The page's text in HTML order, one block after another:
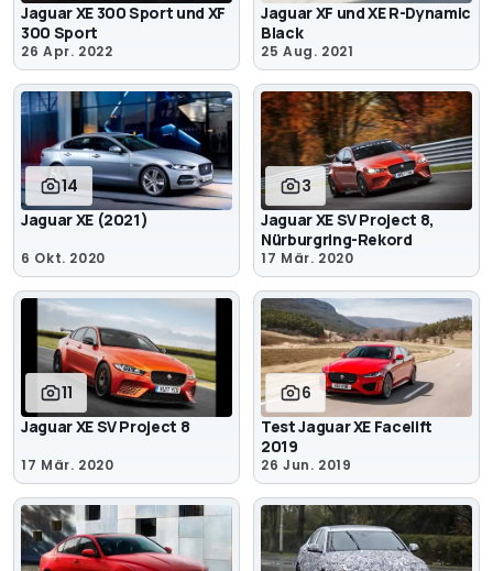
Jaguar XE 300 Sport und XF
300 Sport
26 Apr. 2022
Jaguar XF und XE R-Dynamic
Black
25 Aug. 2021
14
Jaguar XE (2021)
6 Okt. 2020
3
Jaguar XE SV Project 8,
Nürburgring-Rekord
17 Mär. 2020
11
Jaguar XE SV Project 8
17 Mär. 2020
6
Test Jaguar XE Facelift
2019
26 Jun. 2019